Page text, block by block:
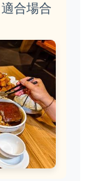
合場合